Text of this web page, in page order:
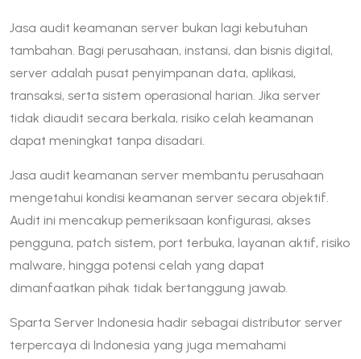
Jasa audit keamanan server bukan lagi kebutuhan
tambahan. Bagi perusahaan, instansi, dan bisnis digital,
server adalah pusat penyimpanan data, aplikasi,
transaksi, serta sistem operasional harian. Jika server
tidak diaudit secara berkala, risiko celah keamanan
dapat meningkat tanpa disadari.
Jasa audit keamanan server membantu perusahaan
mengetahui kondisi keamanan server secara objektif.
Audit ini mencakup pemeriksaan konfigurasi, akses
pengguna, patch sistem, port terbuka, layanan aktif, risiko
malware, hingga potensi celah yang dapat
dimanfaatkan pihak tidak bertanggung jawab.
Sparta Server Indonesia hadir sebagai distributor server
terpercaya di Indonesia yang juga memahami